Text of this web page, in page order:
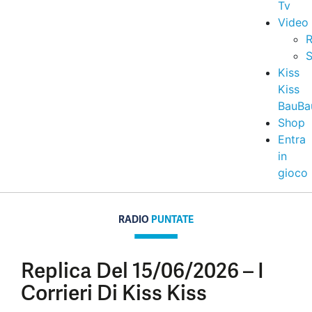
Tv
Video
Kiss
Kiss
Shop
Entra
in
gioco
RADIO PUNTATE
Replica Del 15/06/2026 – I
Corrieri Di Kiss Kiss